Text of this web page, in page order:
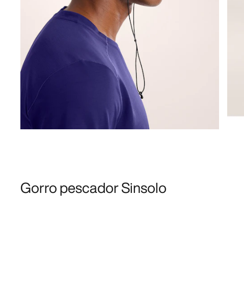
Gorro pescador Sinsolo